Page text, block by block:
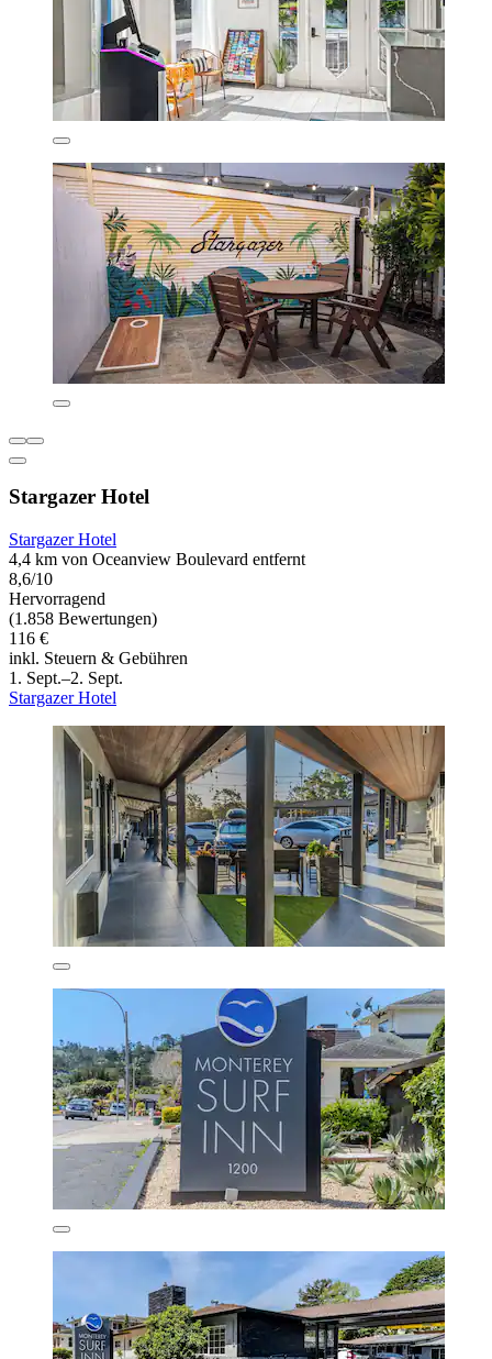
Stargazer Hotel
Stargazer Hotel
4,4 km von Oceanview Boulevard entfernt
8,6/10
Hervorragend
(1.858 Bewertungen)
116 €
inkl. Steuern & Gebühren
1. Sept.–2. Sept.
Stargazer Hotel